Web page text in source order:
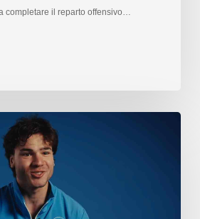
completare il reparto offensivo…